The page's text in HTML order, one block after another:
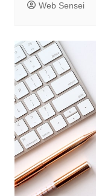
Web Sensei